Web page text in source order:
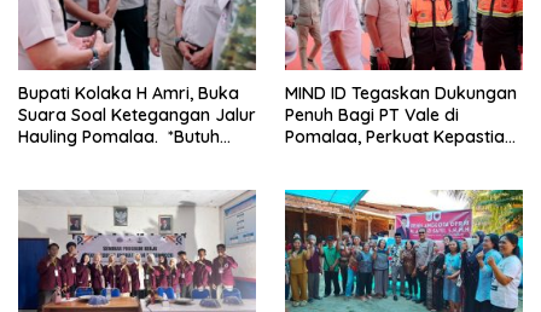
Bupati Kolaka H Amri, Buka
Suara Soal Ketegangan Jalur
Hauling Pomalaa. *Butuh
Premanisme Industrial
MIND ID Tegaskan Dukungan
Penuh Bagi PT Vale di
Pomalaa, Perkuat Kepastian